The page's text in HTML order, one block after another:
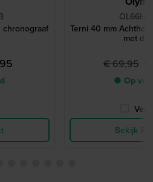
chronograaf
Terni 40 mm
met
€ 69,95
● Op
Bekijk